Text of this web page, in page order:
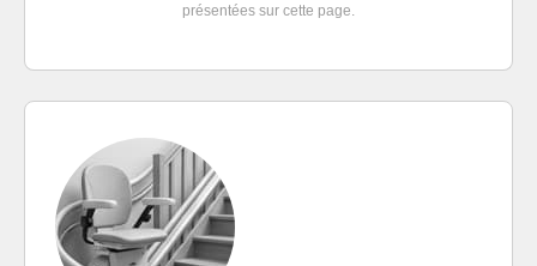
présentées sur cette page.